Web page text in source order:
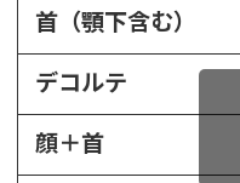
首（顎下含む）
デコルテ
顔＋首